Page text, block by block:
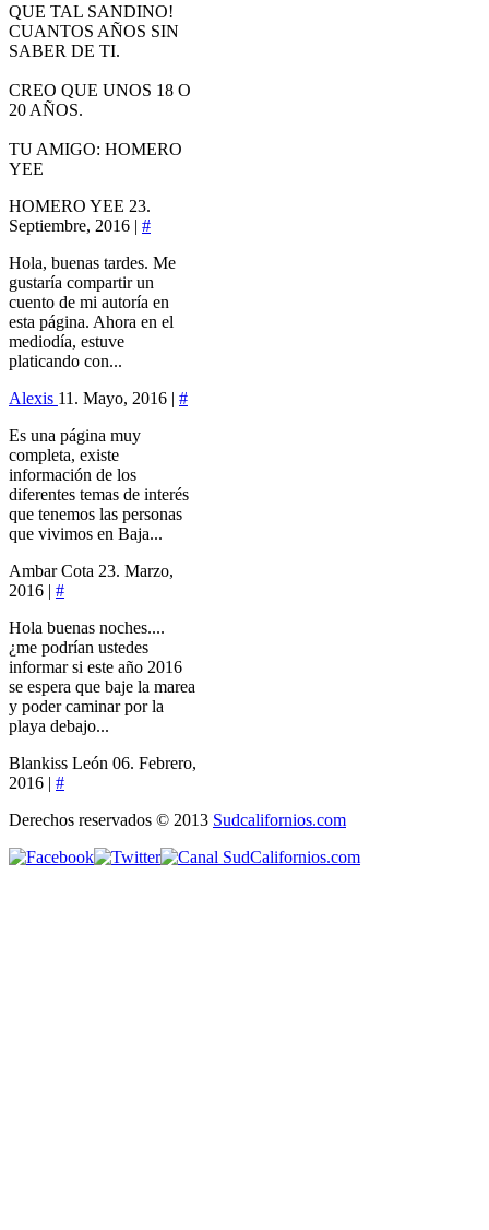
QUE TAL SANDINO!
CUANTOS AÑOS SIN
SABER DE TI.
CREO QUE UNOS 18 O
20 AÑOS.
TU AMIGO: HOMERO
YEE
HOMERO YEE 23.
Septiembre, 2016 | #
Hola, buenas tardes. Me
gustaría compartir un
cuento de mi autoría en
esta página. Ahora en el
mediodía, estuve
platicando con...
Alexis 11. Mayo, 2016 | #
Es una página muy
completa, existe
información de los
diferentes temas de interés
que tenemos las personas
que vivimos en Baja...
Ambar Cota 23. Marzo,
2016 | #
Hola buenas noches....
¿me podrían ustedes
informar si este año 2016
se espera que baje la marea
y poder caminar por la
playa debajo...
Blankiss León 06. Febrero,
2016 | #
Derechos reservados © 2013 Sudcalifornios.com